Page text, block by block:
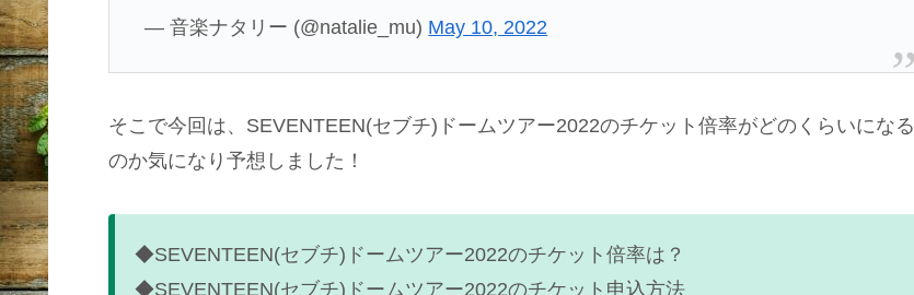
— 音楽ナタリー (@natalie_mu) May 10, 2022
そこで今回は、SEVENTEEN(セブチ)ドームツアー2022のチケット倍率がどのくらいになる
のか気になり予想しました！
◆SEVENTEEN(セブチ)ドームツアー2022のチケット倍率は？
◆SEVENTEEN(セブチ)ドームツアー2022のチケット申込方法